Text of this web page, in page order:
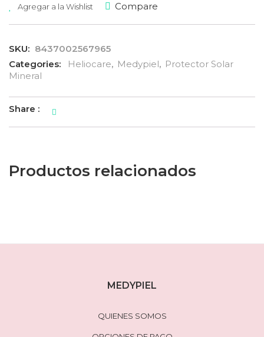
Agregar a la Wishlist Compare
SKU: 8437002567965
Categories:
Heliocare, Medypiel, Protector Solar
Mineral
Share :
Productos relacionados
MEDYPIEL
QUIENES SOMOS